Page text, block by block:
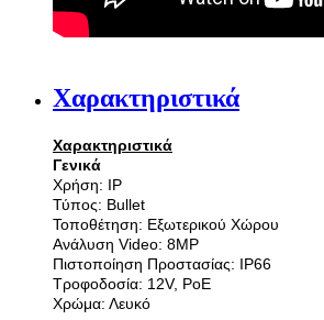
Χαρακτηριστικά
Χαρακτηριστικά
Γενικά
Χρήση: IP
Τύπος: Bullet
Τοποθέτηση: Εξωτερικού Χώρου
Ανάλυση Video: 8MP
Πιστοποίηση Προστασίας: IP66
Τροφοδοσία: 12V, PoE
Χρώμα: Λευκό